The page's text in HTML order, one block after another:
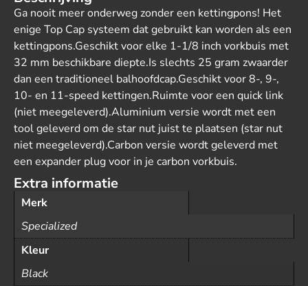
Ga nooit meer onderweg zonder een kettingpons! Het
enige Top Cap systeem dat gebruikt kan worden als een
kettingpons.Geschikt voor elke 1-1/8 inch vorkbuis met
32 mm beschikbare diepte.Is slechts 25 gram zwaarder
dan een traditioneel balhoofdcap.Geschikt voor 8-, 9-,
10- en 11-speed kettingen.Ruimte voor een quick link
(niet meegeleverd).Aluminium versie wordt met een
tool geleverd om de star nut juist te plaatsen (star nut
niet meegeleverd).Carbon versie wordt geleverd met
een expander plug voor in je carbon vorkbuis.
Extra informatie
Merk
Specialized
Kleur
Black